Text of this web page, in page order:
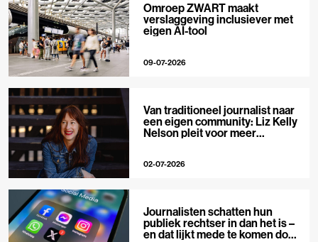
Omroep ZWART maakt
verslaggeving inclusiever met
eigen AI-tool
09-07-2026
Van traditioneel journalist naar
een eigen community: Liz Kelly
Nelson pleit voor meer
02-07-2026
Journalisten schatten hun
publiek rechtser in dan het is –
en dat lijkt mede te komen door